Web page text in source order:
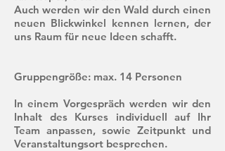
Auch werden wir den Wald durch einen
neuen Blickwinkel kennen lernen, der
uns Raum für neue Ideen schafft.
Gruppengröße: max. 14 Personen
In einem Vorgespräch werden wir den
Inhalt des Kurses individuell auf Ihr
Team anpassen, sowie Zeitpunkt und
Veranstaltungsort besprechen.